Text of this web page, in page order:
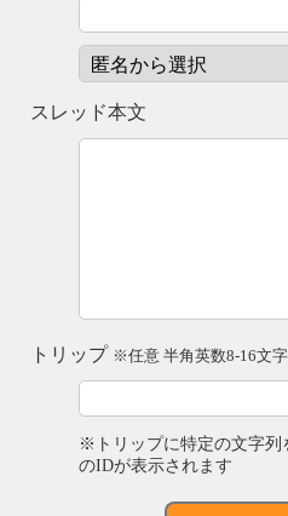
スレッド本文
トリップ ※任意 半角英数8-16文字
※トリップに特定の文字列
のIDが表示されます